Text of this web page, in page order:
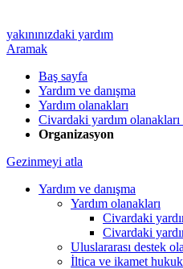
yakınınızdaki yardım
Aramak
Baş sayfa
Yardım ve danışma
Yardım olanakları
Civardaki yardım
Organizasyon
Gezinmeyi atla
Yardım ve danışma
Yardım olanakları
Civardaki
Civardaki
Uluslararası destek
İltica ve ikamet